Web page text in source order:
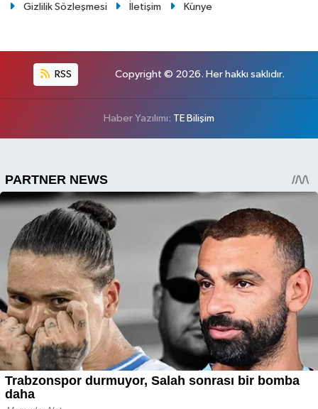
Gizlilik Sözleşmesi İletişim Künye
RSS Copyright © 2026. Her hakkı saklıdır.
Haber Yazılımı: TE Bilişim